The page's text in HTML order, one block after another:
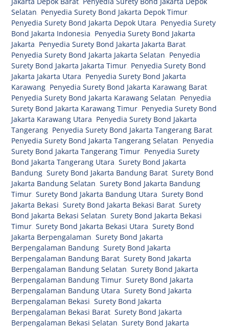
Selatan Penyedia Surety Bond Jakarta Depok Timur
Penyedia Surety Bond Jakarta Depok Utara Penyedia Surety
Bond Jakarta Indonesia Penyedia Surety Bond Jakarta
Jakarta Penyedia Surety Bond Jakarta Jakarta Barat
Penyedia Surety Bond Jakarta Jakarta Selatan Penyedia
Surety Bond Jakarta Jakarta Timur Penyedia Surety Bond
Jakarta Jakarta Utara Penyedia Surety Bond Jakarta
Karawang Penyedia Surety Bond Jakarta Karawang Barat
Penyedia Surety Bond Jakarta Karawang Selatan Penyedia
Surety Bond Jakarta Karawang Timur Penyedia Surety Bond
Jakarta Karawang Utara Penyedia Surety Bond Jakarta
Tangerang Penyedia Surety Bond Jakarta Tangerang Barat
Penyedia Surety Bond Jakarta Tangerang Selatan Penyedia
Surety Bond Jakarta Tangerang Timur Penyedia Surety
Bond Jakarta Tangerang Utara ,Surety Bond Jakarta
Bandung ,Surety Bond Jakarta Bandung Barat ,Surety Bond
Jakarta Bandung Selatan ,Surety Bond Jakarta Bandung
Timur ,Surety Bond Jakarta Bandung Utara ,Surety Bond
Jakarta Bekasi ,Surety Bond Jakarta Bekasi Barat ,Surety
Bond Jakarta Bekasi Selatan ,Surety Bond Jakarta Bekasi
Timur ,Surety Bond Jakarta Bekasi Utara ,Surety Bond
Jakarta Berpengalaman ,Surety Bond Jakarta
Berpengalaman Bandung ,Surety Bond Jakarta
Berpengalaman Bandung Barat ,Surety Bond Jakarta
Berpengalaman Bandung Selatan ,Surety Bond Jakarta
Berpengalaman Bandung Timur ,Surety Bond Jakarta
Berpengalaman Bandung Utara ,Surety Bond Jakarta
Berpengalaman Bekasi ,Surety Bond Jakarta
Berpengalaman Bekasi Barat ,Surety Bond Jakarta
Berpengalaman Bekasi Selatan ,Surety Bond Jakarta